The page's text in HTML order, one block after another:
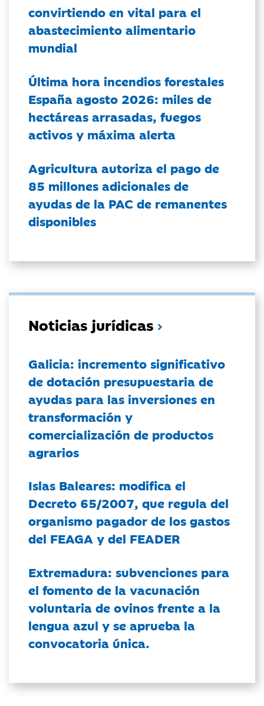
convirtiendo en vital para el
abastecimiento alimentario
mundial
Última hora incendios forestales
España agosto 2026: miles de
hectáreas arrasadas, fuegos
activos y máxima alerta
Agricultura autoriza el pago de
85 millones adicionales de
ayudas de la PAC de remanentes
disponibles
Noticias jurídicas
Galicia: incremento significativo
de dotación presupuestaria de
ayudas para las inversiones en
transformación y
comercialización de productos
agrarios
Islas Baleares: modifica el
Decreto 65/2007, que regula del
organismo pagador de los gastos
del FEAGA y del FEADER
Extremadura: subvenciones para
el fomento de la vacunación
voluntaria de ovinos frente a la
lengua azul y se aprueba la
convocatoria única.